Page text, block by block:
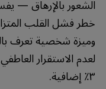
خطر فشل القلب
وميزة شخصية تعرف
لعدم الاستقرار
٣٪ إضافية.